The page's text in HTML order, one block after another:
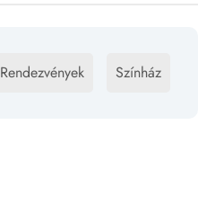
Rendezvények Színház